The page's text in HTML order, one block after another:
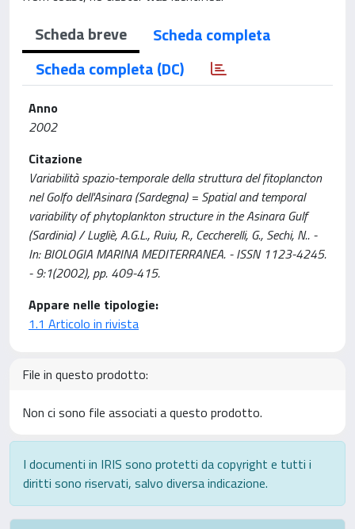
Scheda breve
Scheda completa
Scheda completa (DC)
Anno
2002
Citazione
Variabilità spazio-temporale della struttura del fitoplancton
nel Golfo dell'Asinara (Sardegna) = Spatial and temporal
variability of phytoplankton structure in the Asinara Gulf
(Sardinia) / Lugliè, A.G.L., Ruiu, R., Ceccherelli, G., Sechi, N.. -
In: BIOLOGIA MARINA MEDITERRANEA. - ISSN 1123-4245.
- 9:1(2002), pp. 409-415.
Appare nelle tipologie:
1.1 Articolo in rivista
File in questo prodotto:
Non ci sono file associati a questo prodotto.
I documenti in IRIS sono protetti da copyright e tutti i
diritti sono riservati, salvo diversa indicazione.